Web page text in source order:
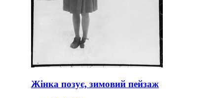
Жінка позує, зимовий пейзаж